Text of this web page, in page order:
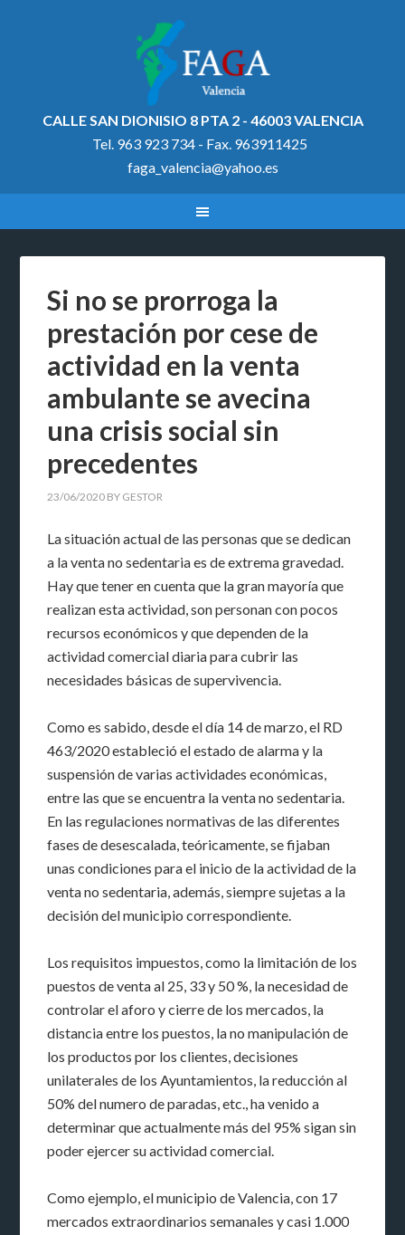
CALLE SAN DIONISIO 8 PTA 2 - 46003 VALENCIA
Tel. 963 923 734 - Fax. 963911425
faga_valencia@yahoo.es
Si no se prorroga la
prestación por cese de
actividad en la venta
ambulante se avecina
una crisis social sin
precedentes
23/06/2020 BY GESTOR
La situación actual de las personas que se dedican
a la venta no sedentaria es de extrema gravedad.
Hay que tener en cuenta que la gran mayoría que
realizan esta actividad, son personan con pocos
recursos económicos y que dependen de la
actividad comercial diaria para cubrir las
necesidades básicas de supervivencia.
Como es sabido, desde el día 14 de marzo, el RD
463/2020 estableció el estado de alarma y la
suspensión de varias actividades económicas,
entre las que se encuentra la venta no sedentaria.
En las regulaciones normativas de las diferentes
fases de desescalada, teóricamente, se fijaban
unas condiciones para el inicio de la actividad de la
venta no sedentaria, además, siempre sujetas a la
decisión del municipio correspondiente.
Los requisitos impuestos, como la limitación de los
puestos de venta al 25, 33 y 50 %, la necesidad de
controlar el aforo y cierre de los mercados, la
distancia entre los puestos, la no manipulación de
los productos por los clientes, decisiones
unilaterales de los Ayuntamientos, la reducción al
50% del numero de paradas, etc., ha venido a
determinar que actualmente más del 95% sigan sin
poder ejercer su actividad comercial.
Como ejemplo, el municipio de Valencia, con 17
mercados extraordinarios semanales y casi 1.000